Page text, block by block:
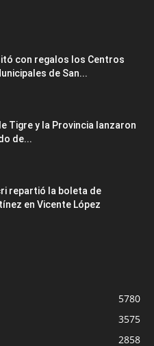
con regalos los Centros
de San...
Tigre y la Provincia lanzaron
de...
repartió la boleta de
en Vicente López
5780
3575
2858